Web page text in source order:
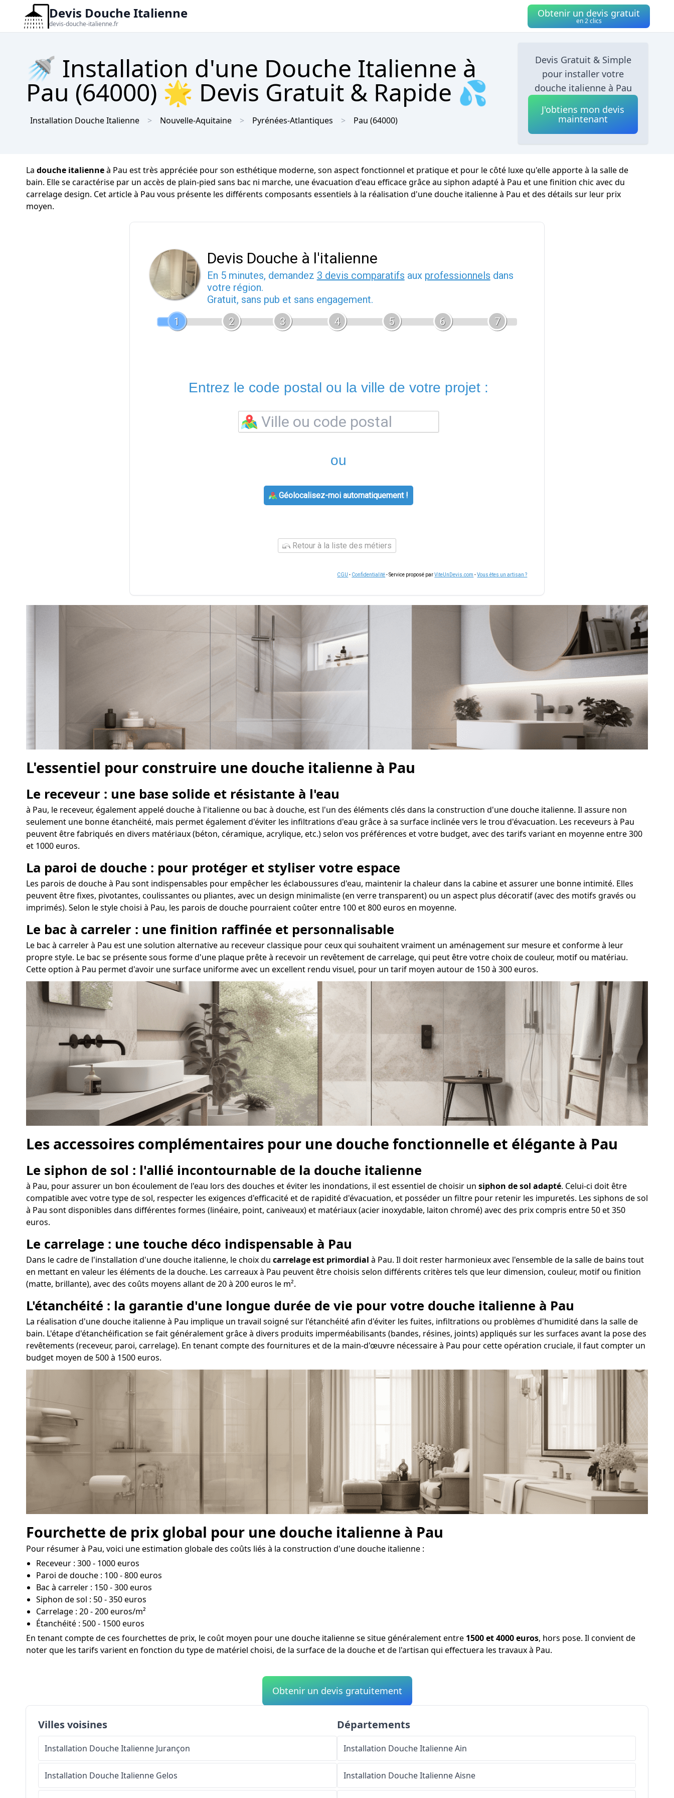
Devis Douche Italienne
devis-douche-italienne.fr
Obtenir un devis gratuit
en 2 clics
🚿 Installation d'une Douche Italienne à
Pau (64000) 🌟 Devis Gratuit & Rapide 💦
Installation Douche Italienne Nouvelle-Aquitaine Pyrénées-Atlantiques Pau (64000)
Devis Gratuit & Simple
pour installer votre
douche italienne à Pau
J'obtiens mon devis
maintenant
La douche italienneà Pau est très appréciée pour son esthétique moderne, son aspect fonctionnel et pratique et pour le côté luxe qu'elle apporte à la salle de
bain. Elle se caractérise par un accès de plain-pied sans bac ni marche, une évacuation d'eau efficace grâce au siphon adapté à Pau et une finition chic avec du
carrelage design. Cet article à Pau vous présente les différents composants essentiels à la réalisation d'une douche italienne à Pau et des détails sur leur prix
moyen.
Devis Douche à l'italienne
En 5 minutes, demandez 3 devis comparatifs aux professionnels dans
votre région.
Gratuit, sans pub et sans engagement.
1
2 3 4 5 6 7
Entrez le code postal ou la ville de votre projet :
ou
Géolocalisez-moi automatiquement !
Retour à la liste des métiers
CGU - Confidentialité- Service proposé parViteUnDevis.com -Vous êtes un artisan ?
L'essentiel pour construire une douche italienne à Pau
Le receveur : une base solide et résistante à l'eau
à Pau, le receveur, également appelé douche à l'italienne ou bac à douche, est l'un des éléments clés dans la construction d'une douche italienne. Il assure non
seulement une bonne étanchéité, mais permet également d'éviter les infiltrations d'eau grâce à sa surface inclinée vers le trou d'évacuation. Les receveurs à Pau
peuvent être fabriqués en divers matériaux (béton, céramique, acrylique, etc.) selon vos préférences et votre budget, avec des tarifs variant en moyenne entre 300
et 1000 euros.
La paroi de douche : pour protéger et styliser votre espace
Les parois de douche à Pau sont indispensables pour empêcher les éclaboussures d'eau, maintenir la chaleur dans la cabine et assurer une bonne intimité. Elles
peuvent être fixes, pivotantes, coulissantes ou pliantes, avec un design minimaliste (en verre transparent) ou un aspect plus décoratif (avec des motifs gravés ou
imprimés). Selon le style choisi à Pau, les parois de douche pourraient coûter entre 100 et 800 euros en moyenne.
Le bac à carreler : une finition raffinée et personnalisable
Le bac à carreler à Pau est une solution alternative au receveur classique pour ceux qui souhaitent vraiment un aménagement sur mesure et conforme à leur
propre style. Le bac se présente sous forme d'une plaque prête à recevoir un revêtement de carrelage, qui peut être votre choix de couleur, motif ou matériau.
Cette option à Pau permet d'avoir une surface uniforme avec un excellent rendu visuel, pour un tarif moyen autour de 150 à 300 euros.
Les accessoires complémentaires pour une douche fonctionnelle et élégante à Pau
Le siphon de sol : l'allié incontournable de la douche italienne
à Pau, pour assurer un bon écoulement de l'eau lors des douches et éviter les inondations, il est essentiel de choisir un siphon de sol adapté. Celui-ci doit être
compatible avec votre type de sol, respecter les exigences d'efficacité et de rapidité d'évacuation, et posséder un filtre pour retenir les impuretés. Les siphons de sol
à Pau sont disponibles dans différentes formes (linéaire, point, caniveaux) et matériaux (acier inoxydable, laiton chromé) avec des prix compris entre 50 et 350
euros.
Le carrelage : une touche déco indispensable à Pau
Dans le cadre de l'installation d'une douche italienne, le choix du carrelage est primordial à Pau. Il doit rester harmonieux avec l'ensemble de la salle de bains tout
en mettant en valeur les éléments de la douche. Les carreaux à Pau peuvent être choisis selon différents critères tels que leur dimension, couleur, motif ou finition
(matte, brillante), avec des coûts moyens allant de 20 à 200 euros le m².
L'étanchéité : la garantie d'une longue durée de vie pour votre douche italienne à Pau
La réalisation d'une douche italienne à Pau implique un travail soigné sur l'étanchéité afin d'éviter les fuites, infiltrations ou problèmes d'humidité dans la salle de
bain. L'étape d'étanchéification se fait généralement grâce à divers produits imperméabilisants (bandes, résines, joints) appliqués sur les surfaces avant la pose des
revêtements (receveur, paroi, carrelage). En tenant compte des fournitures et de la main-d'œuvre nécessaire à Pau pour cette opération cruciale, il faut compter un
budget moyen de 500 à 1500 euros.
Fourchette de prix global pour une douche italienne à Pau
Pour résumer à Pau, voici une estimation globale des coûts liés à la construction d'une douche italienne :
Receveur : 300 - 1000 euros
Paroi de douche : 100 - 800 euros
Bac à carreler : 150 - 300 euros
Siphon de sol : 50 - 350 euros
Carrelage : 20 - 200 euros/m²
Étanchéité : 500 - 1500 euros
En tenant compte de ces fourchettes de prix, le coût moyen pour une douche italienne se situe généralement entre 1500 et 4000 euros, hors pose. Il convient de
noter que les tarifs varient en fonction du type de matériel choisi, de la surface de la douche et de l'artisan qui effectuera les travaux à Pau.
Obtenir un devis gratuitement
Villes voisines
Installation Douche Italienne Jurançon
Installation Douche Italienne Gelos
Départements
Installation Douche ItalienneAin
Installation Douche ItalienneAisne